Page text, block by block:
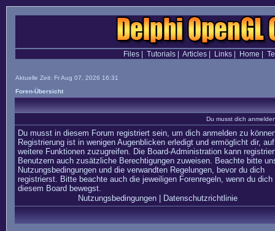
Files| Tutorials| Articles| Links| Home
Aktuelle Zeit: Fr Aug 07, 2026 16:31
Foren-Übersicht
Du musst dich
Du musst in diesem Forum registriert sein, um dich anmelden zu
Registrierung ist in wenigen Augenblicken erledigt und ermöglicht dir, auf
weitere Funktionen zuzugreifen. Die Board-Administration kann
Benutzern auch zusätzliche Berechtigungen zuweisen. Beachte bitte
Nutzungsbedingungen und die verwandten Regelungen, bevor du dich
registrierst. Bitte beachte auch die jeweiligen Forenregeln, wenn du dich
diesem Board bewegst.
Nutzungsbedingungen| Datenschutzrichtlinie